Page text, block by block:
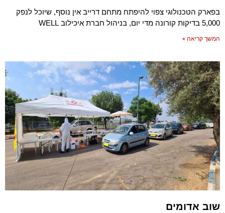
בפארק הטכנולוגי צפוי להיפתח מתחם דרייב אין נוסף, שיוכל לנפק
5,000 בדיקות קורונה מדי יום, בניהול חברת איכילוב WELL
המשך קריאה »
שוב אדומים